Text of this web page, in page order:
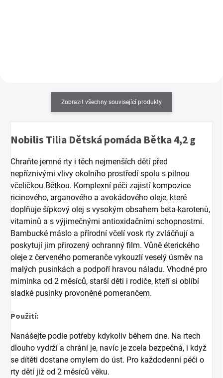
Zobrazit všechny související produkty
Nobilis Tilia Dětská pomáda Bětka 4,2 g
Chraňte jemné rty i těch nejmenších dětí před
nepříznivými vlivy okolního prostředí spolu s pilnou
včeličkou Bětkou. Komplexní péči zajistí kompozice
ricinového, arganového a avokádového oleje, které
doplňuje šípkový olej s vysokým obsahem beta-karotenů,
vitaminů a s výjimečnými antioxidačními schopnostmi.
Bambucké máslo a přírodní včelí vosk rty zvláčňují a
poskytují jim přirozený ochranný film. Vůně éterického
oleje z červeného pomeranče vykouzlí veselý úsměv na
malých pusinkách a podpoří hravou náladu. Vhodné pro
miminka od 2 měsíců, starší děti i rodiče, kteří si oblíbí
sladké pusinky provoněné pomerančem.
Použití:
Nanášejte podle potřeby kdykoliv během dne. Na rtech
dlouho vydrží a chrání je, navíc je zcela bezpečná, i když
se dítěti dostane omylem do úst. Pro každodenní péči o
rty dětí již od 2 měsíců věku.